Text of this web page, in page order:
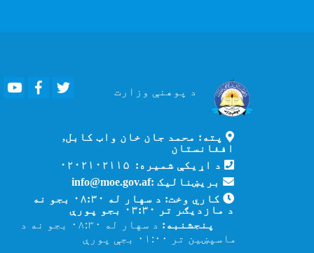
د پوهنې وزارت
YoutubeFacebook
پته: محمد جان خان واټ کابل,
افغانستان
د اړیکې شمیره: ۰۲۰۲۱۰۲۱۱۵
بریښنالیک :info@moe.gov.af
کاري وخت: د سهار له ۰۸:۳۰ بجو نه
د مازدیګر تر ۰۳:۳۰ بجو پورې
پنجشنبه:
د سهار له ۰۸:۳۰ بجو نه د
ماسپښین تر ۰۱:۰۰ بجې پورې